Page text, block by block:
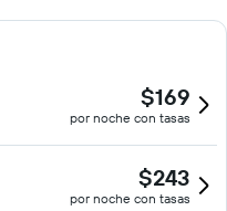
$169
por noche con tasas
$243
por noche con tasas